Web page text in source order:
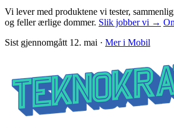
Vi lever med produktene vi tester,
og feller ærlige dommer. Slik jobber vi →
Sist gjennomgått 12. mai · Mer i Mobil